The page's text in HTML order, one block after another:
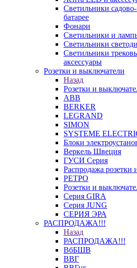
Светильники
батарее
Фонари
Светильники и
Светильники
Светильники
аксессуары
Розетки и выключатели
Назад
Розетки и
ABB
BERKER
LEGRAND
SIMON
SYSTEME
Блоки
Веркель Швеция
ГУСИ Серия
Распродажа розетки
РЕТРО
Розетки и
Серия GIRA
Серия JUNG
СЕРИЯ ЭРА
РАСПРОДАЖА!!!
Назад
РАСПРОДАЖА!!!
ВбБШВ
ВВГ